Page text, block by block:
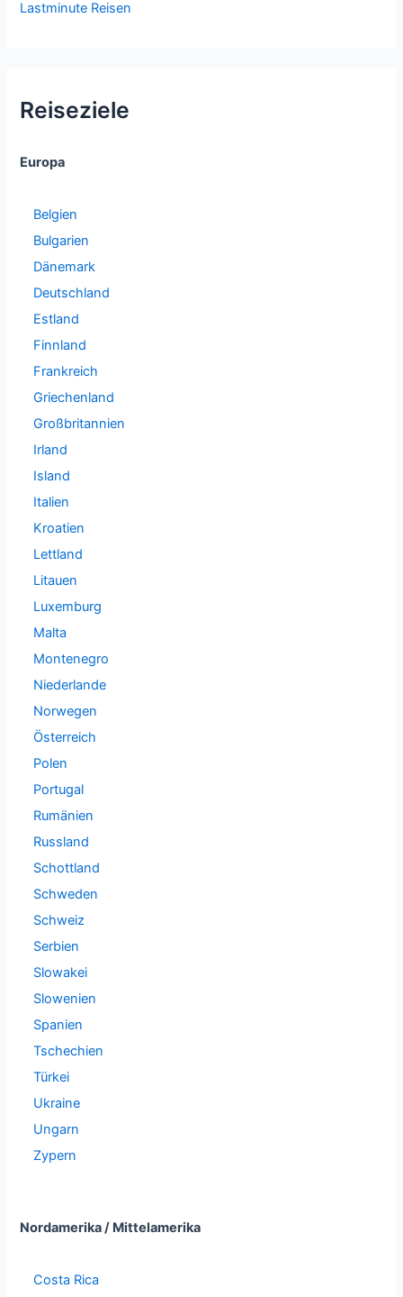
Lastminute Reisen
Reiseziele
Europa
Belgien
Bulgarien
Dänemark
Deutschland
Estland
Finnland
Frankreich
Griechenland
Großbritannien
Irland
Island
Italien
Kroatien
Lettland
Litauen
Luxemburg
Malta
Montenegro
Niederlande
Norwegen
Österreich
Polen
Portugal
Rumänien
Russland
Schottland
Schweden
Schweiz
Serbien
Slowakei
Slowenien
Spanien
Tschechien
Türkei
Ukraine
Ungarn
Zypern
Nordamerika / Mittelamerika
Costa Rica